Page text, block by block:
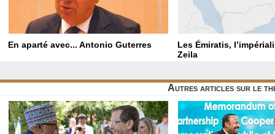
En aparté avec... Antonio Guterres
Les Émiratis,
Zeila
Autres articles sur le